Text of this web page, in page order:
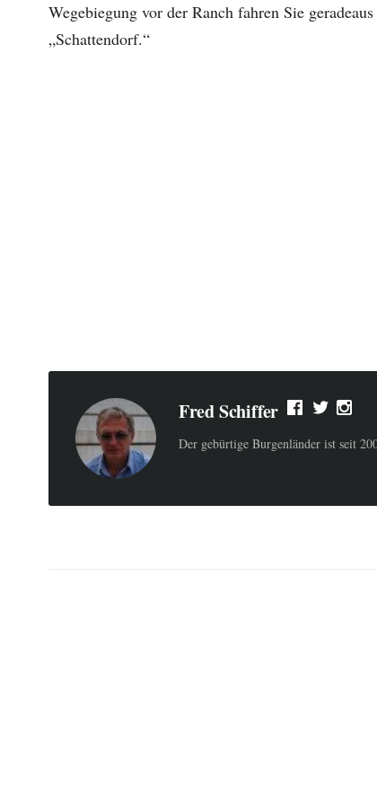
Wegebiegung vor der Ranch fahren Sie
„Schattendorf.“
Fred Schiffer
Der gebürtige Burgenländer ist seit